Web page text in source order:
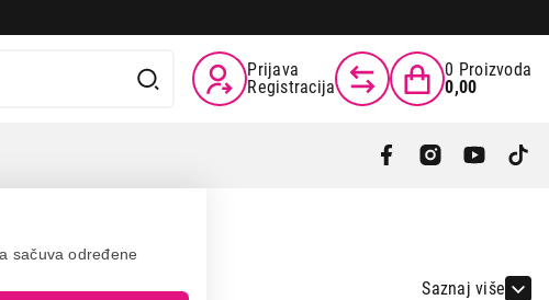
sačuva određene
Prijava
Registracija
0 Proizvoda
0,00
Saznaj više